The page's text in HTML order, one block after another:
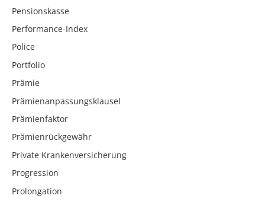
Pensionskasse
Performance-Index
Police
Portfolio
Prämie
Prämienanpassungsklausel
Prämienfaktor
Prämienrückgewähr
Private Krankenversicherung
Progression
Prolongation